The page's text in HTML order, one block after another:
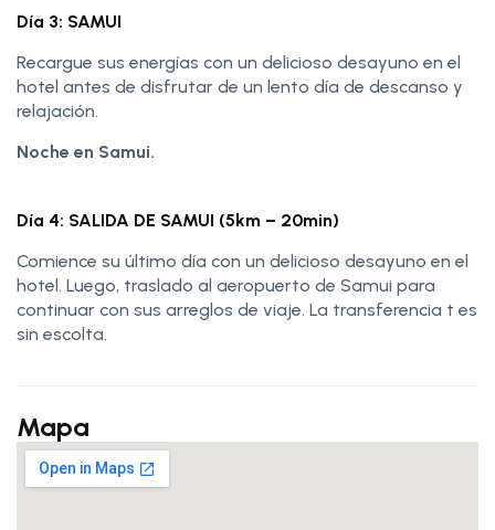
Día 3: SAMUI
Recargue sus energías con un delicioso desayuno en el
hotel antes de disfrutar de un lento día de descanso y
relajación.
Noche en Samui.
Día 4: SALIDA DE SAMUI (5km – 20min)
Comience su último día con un delicioso desayuno en el
hotel. Luego, traslado al aeropuerto de Samui para
continuar con sus arreglos de viaje. La transferencia t es
sin escolta.
Mapa